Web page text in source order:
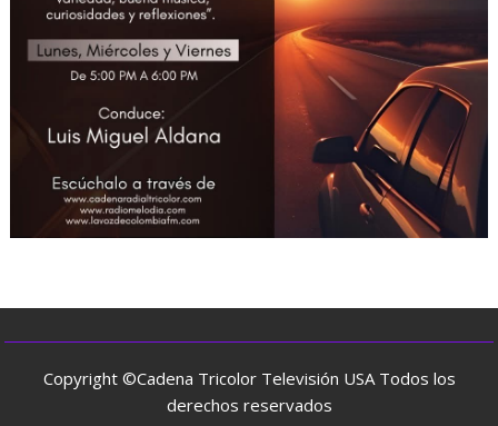
Copyright ©Cadena Tricolor Televisión USA Todos los
derechos reservados